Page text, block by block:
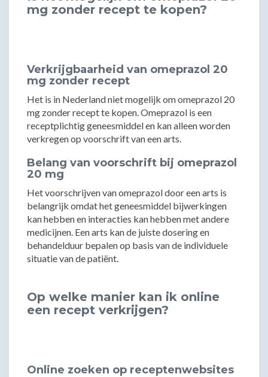
mg zonder recept te kopen?
Verkrijgbaarheid van omeprazol 20
mg zonder recept
Het is in Nederland niet mogelijk om omeprazol 20
mg zonder recept te kopen. Omeprazol is een
receptplichtig geneesmiddel en kan alleen worden
verkregen op voorschrift van een arts.
Belang van voorschrift bij omeprazol
20 mg
Het voorschrijven van omeprazol door een arts is
belangrijk omdat het geneesmiddel bijwerkingen
kan hebben en interacties kan hebben met andere
medicijnen. Een arts kan de juiste dosering en
behandelduur bepalen op basis van de individuele
situatie van de patiënt.
Op welke manier kan ik online
een recept verkrijgen?
Online zoeken op receptenwebsites